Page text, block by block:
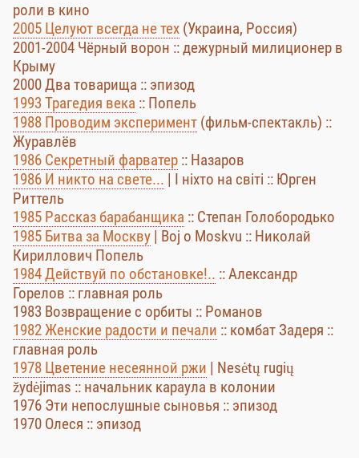
роли в кино
2005 Целуют всегда не тех (Украина, Россия)
2001-2004 Чёрный ворон :: дежурный милиционер в
Крыму
2000 Два товарища :: эпизод
1993 Трагедия века :: Попель
1988 Проводим эксперимент (фильм-спектакль) ::
Журавлёв
1986 Секретный фарватер :: Назаров
1986 И никто на свете... | І ніхто на світі :: Юрген
Риттель
1985 Рассказ барабанщика :: Степан Голобородько
1985 Битва за Москву | Boj o Moskvu :: Николай
Кириллович Попель
1984 Действуй по обстановке!.. :: Александр
Горелов :: главная роль
1983 Возвращение с орбиты :: Романов
1982 Женские радости и печали :: комбат Задеря ::
главная роль
1978 Цветение несеянной ржи | Nesėtų rugių
žydėjimas :: начальник караула в колонии
1976 Эти непослушные сыновья :: эпизод
1970 Олеся :: эпизод